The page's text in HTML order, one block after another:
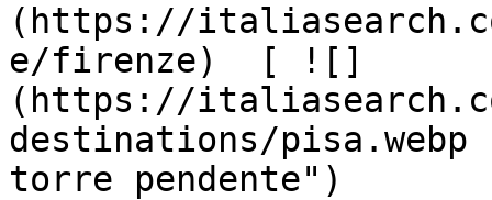
(https://
e/firenze)  [ ![]
(https://
destinations/
torre pendente")